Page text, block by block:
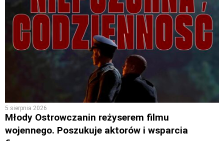
5 sierpnia 2026
Młody Ostrowczanin reżyserem filmu
wojennego. Poszukuje aktorów i wsparcia